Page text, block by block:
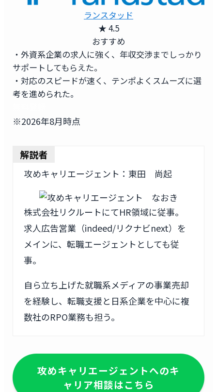
ランスタッド
★ 4.5
おすすめ
・外資系企業の求人に強く、年収交渉までしっかり
サポートしてもらえた。
・対応のスピードが速く、テンポよくスムーズに選
考を進められた。
※2026年8月時点
解説者
攻めキャリエージェント：東田 尚起
株式会社リクルートにてHR領域に従事。
求人広告営業（indeed/リクナビnext）を
メインに、転職エージェントとしても従
事。
自ら立ち上げた就職系メディアの事業売却
を経験し、転職支援と日系企業を中心に複
数社のRPO業務も担う。
攻めキャリエージェントへのキ
ャリア相談はこちら